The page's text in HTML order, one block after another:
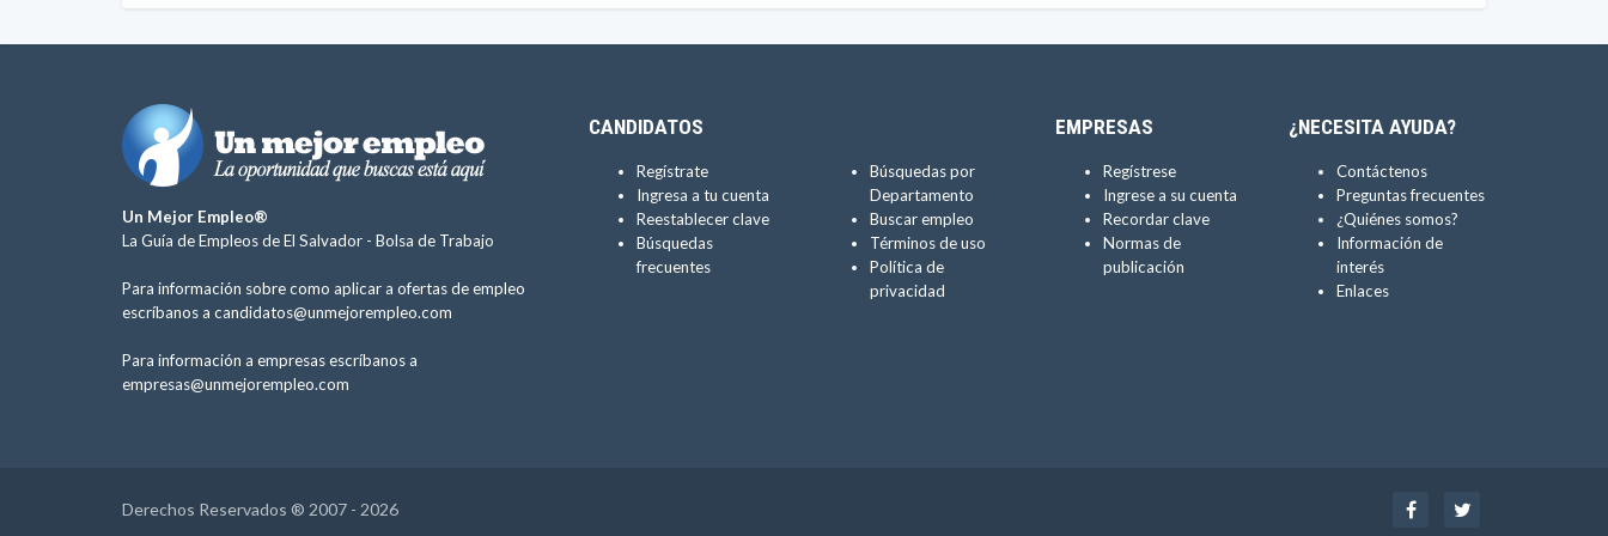
Un Mejor Empleo®
La Guía de Empleos de El Salvador - Bolsa de Trabajo
Para información sobre como aplicar a ofertas de empleo
escríbanos a candidatos@unmejorempleo.com
Para información a empresas escríbanos a
empresas@unmejorempleo.com
CANDIDATOS
Regístrate
Ingresa a tu cuenta
Reestablecer clave
Búsquedas
frecuentes
Búsquedas por
Departamento
Buscar empleo
Términos de uso
Política de
privacidad
EMPRESAS
Regístrese
Ingrese a su cuenta
Recordar clave
Normas de
publicación
¿NECESITA AYUDA?
Contáctenos
Preguntas frecuentes
¿Quiénes somos?
Información de
interés
Enlaces
Derechos Reservados ® 2007 - 2026 FacebookTwitter